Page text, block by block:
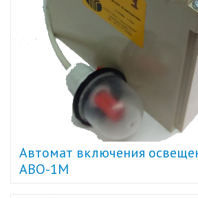
Автомат включения
АВО-1М